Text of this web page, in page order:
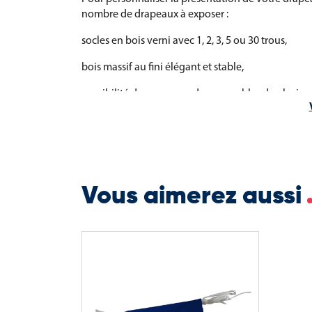
nombre de drapeaux à exposer :
socles en bois verni avec 1, 2, 3, 5 ou 30 trous,
bois massif au fini élégant et stable,
possibilité de composer des ensembles de
Vous aimerez aussi